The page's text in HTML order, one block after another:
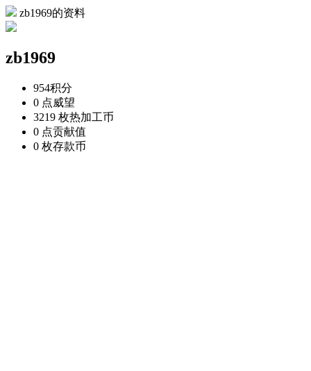
zb1969的资料
zb1969
954积分
0 点威望
3219 枚热加工币
0 点贡献值
0 枚存款币